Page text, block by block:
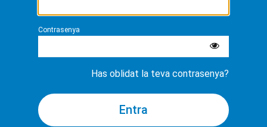
Contrasenya
Has oblidat la teva contrasenya?